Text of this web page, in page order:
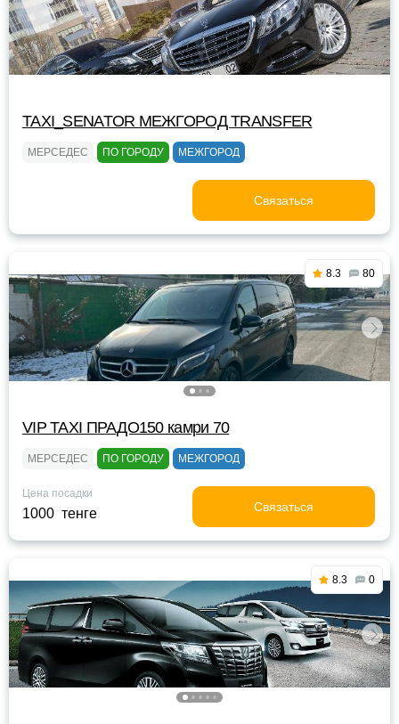
TAXI_SENATOR МЕЖГОРОД TRANSFER
МЕРСЕДЕС ПО ГОРОДУ МЕЖГОРОД
Связаться
8.3 80
VIP TAXI ПРАДО150 камри 70
МЕРСЕДЕС ПО ГОРОДУ МЕЖГОРОД
Цена посадки
1000 тенге Связаться
8.3 0